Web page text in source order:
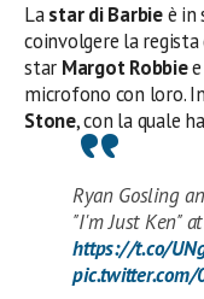
Lastar di Barbieè in
coinvolgere la
star Margot Robbiee
microfono con loro.
Stone, con la quale
Ryan Gosling
"I'm Just Ken"
https://t.co/
pic.twitter.com/